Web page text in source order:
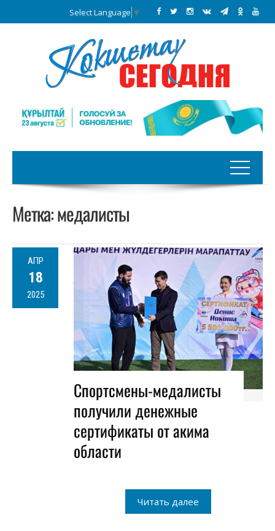
Select Language ▼
Метка:медалисты
АПР
18
2025
Спортсмены-медалисты
получили денежные
сертификаты от акима
области
Читать далее